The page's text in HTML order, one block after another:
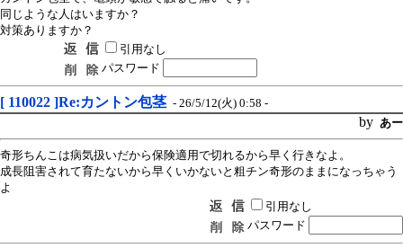
同じような人はいますか？
対策ありますか？
引用なし
パスワード
[ 110022 ]Re:カントン包茎 - 26/5/12(火) 0:58 -
by あー
奇形ちんこは病気扱いだから保険適用で切れるから早く行きなよ。
成長阻害されて育たないから早くいかないと粗チン奇形のままになっちゃう
よ
引用なし
パスワード